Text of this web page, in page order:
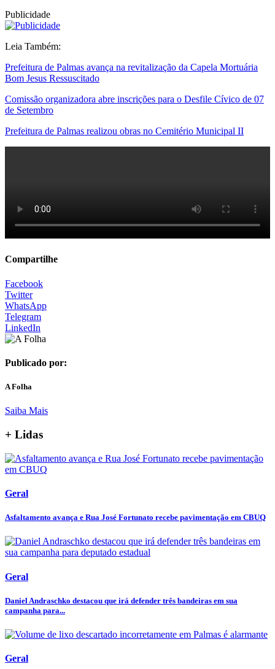
Publicidade
Leia Também:
Prefeitura de Palmas avança na revitalização da Capela Mortuária
Bom Jesus Ressuscitado
Comissão organizadora abre inscrições para o Desfile Cívico de 07
de Setembro
Prefeitura de Palmas realizou obras no Cemitério Municipal II
Compartilhe
Facebook
Twitter
WhatsApp
Telegram
LinkedIn
Publicado por:
A Folha
Saiba Mais
+ Lidas
Geral
Asfaltamento avança e Rua José Fortunato recebe pavimentação em CBUQ
Geral
Daniel Andraschko destacou que irá defender três bandeiras em sua
campanha para...
Geral